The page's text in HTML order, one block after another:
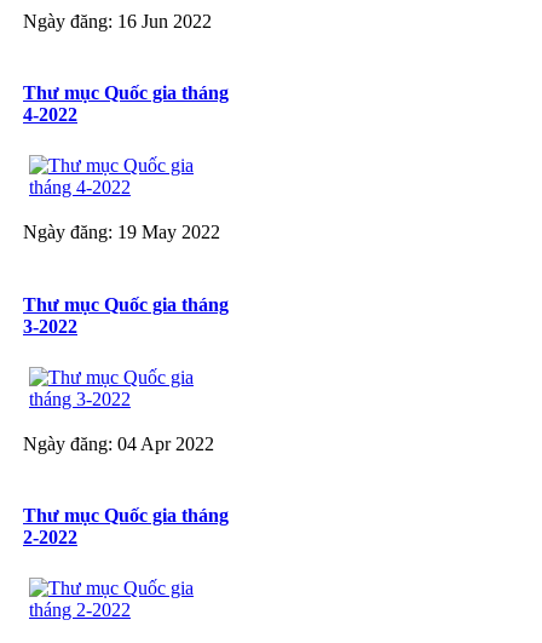
Ngày đăng: 16 Jun 2022
Thư mục Quốc gia tháng
4-2022
Ngày đăng: 19 May 2022
Thư mục Quốc gia tháng
3-2022
Ngày đăng: 04 Apr 2022
Thư mục Quốc gia tháng
2-2022